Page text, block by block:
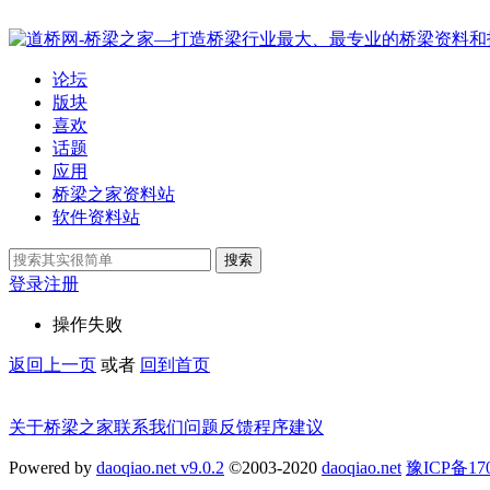
论坛
版块
喜欢
话题
应用
桥梁之家资料站
软件资料站
搜索
登录注册
操作失败
返回上一页 或者 回到首页
关于桥梁之家联系我们问题反馈程序建议
Powered by daoqiao.net v9.0.2 ©2003-2020 daoqiao.net 豫ICP备